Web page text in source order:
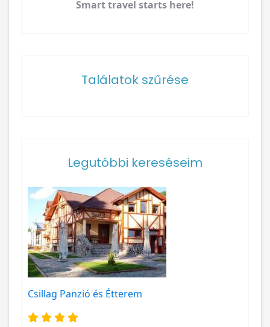
Smart travel starts here!
Találatok szűrése
Legutóbbi kereséseim
Csillag Panzió és Étterem